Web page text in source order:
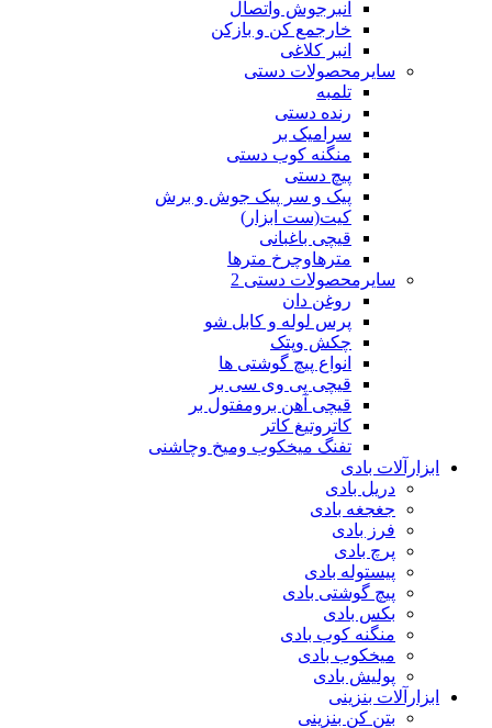
انبرجوش واتصال
خارجمع کن و بازکن
انبر کلاغی
سایرمحصولات دستی
تلمبه
رنده دستی
سرامیک بر
منگنه کوب دستی
پیچ دستی
پیک و سر پیک جوش و برش
کیت(ست ابزار)
قیچی باغبانی
مترهاوچرخ مترها
سایرمحصولات دستی 2
روغن دان
پرس لوله و کابل شو
چکش وپتک
انواع پیچ گوشتی ها
قیچی پی وی سی بر
قیچی آهن برومفتول بر
کاتروتیغ کاتر
تفنگ میخکوب ومیخ وچاشنی
ابزارآلات بادی
دریل بادی
جغجغه بادی
فرز بادی
پرچ بادی
پیستوله بادی
پیچ گوشتی بادی
بکس بادی
منگنه کوب بادی
میخکوب بادی
پولیش بادی
ابزارآلات بنزینی
بتن کن بنزینی